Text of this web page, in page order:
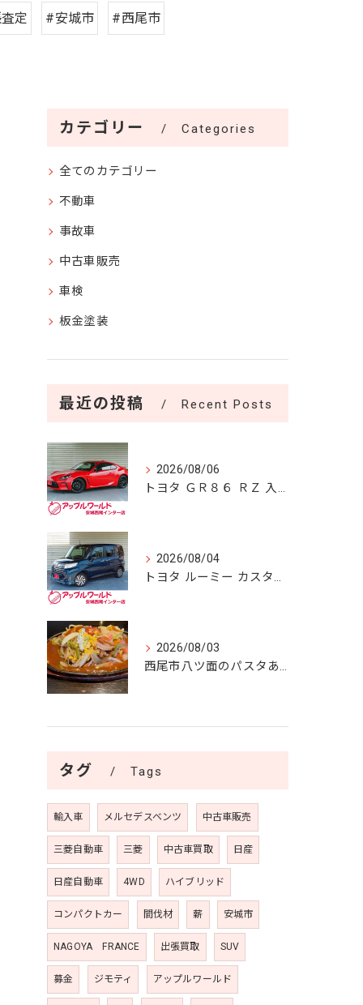
定 #安城市 #西尾市
カテゴリー Categories
全てのカテゴリー
不動車
事故車
中古車販売
車検
板金塗装
最近の投稿 Recent Posts
2026/08/06
トヨタ ＧＲ８６ ＲＺ 入庫しました！！
2026/08/04
トヨタ ルーミー カスタムＧ Ｓ 入庫しました！！
2026/08/03
西尾市八ツ面のパスタあん庵🍝
タグ Tags
輸入車 メルセデスベンツ 中古車販売
三菱自動車 三菱 中古車買取 日産
日産自動車 4WD ハイブリッド
コンパクトカー 間伐材 薪 安城市
NAGOYA FRANCE 出張買取 SUV
募金 ジモティ アップルワールド